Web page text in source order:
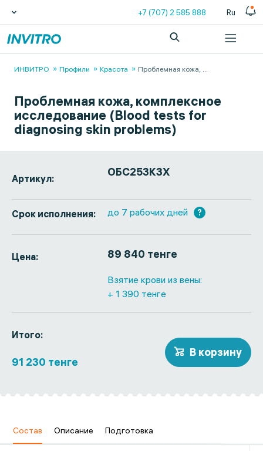
+7 (707) 2 585 888 Ru
ИНВИТРО Профили Красота Проблемная кожа, ...
Проблемная кожа, комплексное
исследование (Blood tests for
diagnosing skin problems)
Артикул: ОБС253КЗХ
Срок исполнения: до 7 рабочих дней ?
Цена: 89 840 тенге
Взятие крови из вены:
+ 1 390 тенге
Итого:
91 230 тенге
В корзину
Состав Описание Подготовка